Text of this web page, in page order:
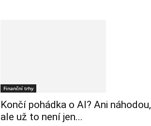
Finanční trhy
Končí pohádka o AI? Ani náhodou,
ale už to není jen...